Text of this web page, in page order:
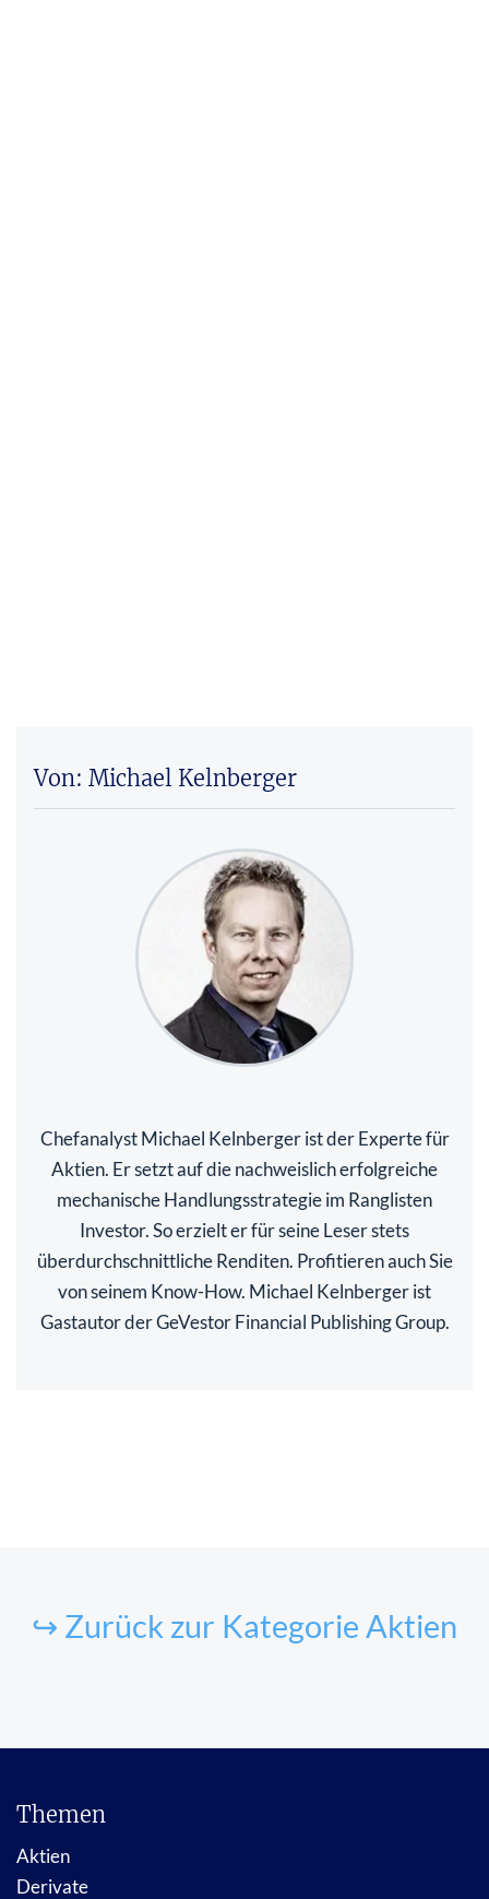
Von: Michael Kelnberger
Chefanalyst Michael Kelnberger ist der Experte für
Aktien. Er setzt auf die nachweislich erfolgreiche
mechanische Handlungsstrategie im Ranglisten
Investor. So erzielt er für seine Leser stets
überdurchschnittliche Renditen. Profitieren auch Sie
von seinem Know-How. Michael Kelnberger ist
Gastautor der GeVestor Financial Publishing Group.
↪ Zurück zur Kategorie Aktien
Themen
Aktien
Derivate